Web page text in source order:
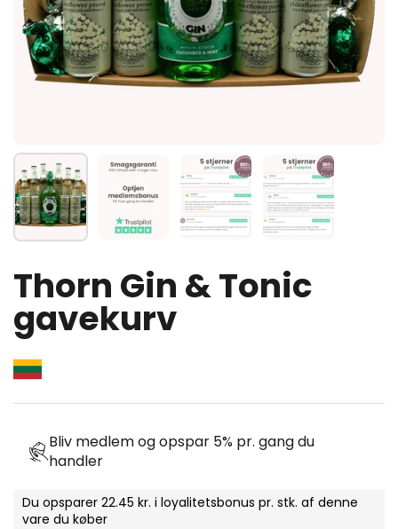
Vis slide 1 Vis slide 2 Vis slide 3 Vis slide 4
Thorn Gin & Tonic
gavekurv
Bliv medlem og opspar 5% pr. gang du
handler
Du opsparer 22.45 kr. i loyalitetsbonus pr. stk. af denne
vare du køber